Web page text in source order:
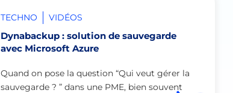
TECHNO VIDÉOS
Dynabackup : solution de sauvegarde
avec Microsoft Azure
Quand on pose la question “Qui veut gérer la
sauvegarde ? ” dans une PME, bien souvent